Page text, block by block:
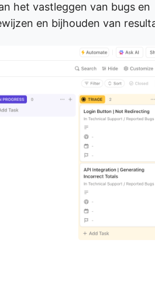
het vastleggen van bugs en
en bijhouden van